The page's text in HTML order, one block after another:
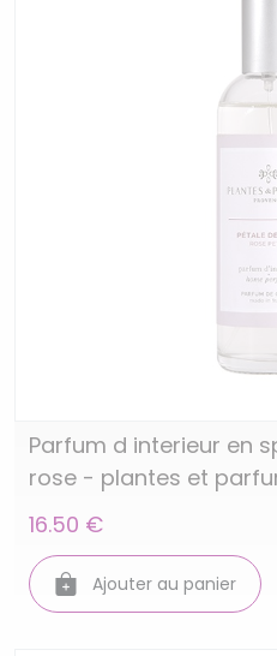
Parfum d interieur en
rose - plantes et
16.50 €
Ajouter au panier